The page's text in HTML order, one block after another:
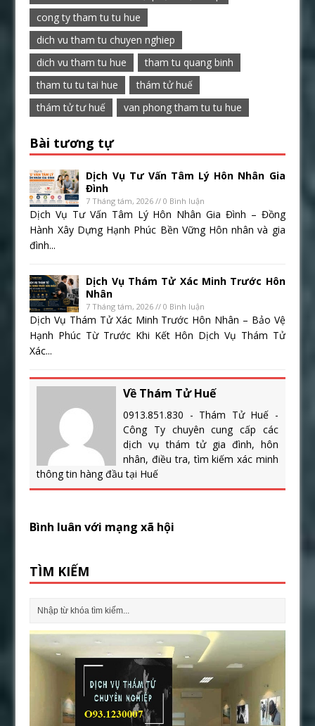
cong ty tham tu tu hue
dich vu tham tu chuyen nghiep
dich vu tham tu hue
tham tu quang binh
tham tu tu tai hue
thám tử huế
thám tử tư huế
van phong tham tu tu hue
Bài tương tự
Dịch Vụ Tư Vấn Tâm Lý Hôn Nhân Gia
Đình
7 Tháng tám, 2026 // 0 Bình luận
Dịch Vụ Tư Vấn Tâm Lý Hôn Nhân Gia Đình – Đồng
Hành Xây Dựng Hạnh Phúc Bền Vững Hôn nhân và gia
đình...
Dịch Vụ Thám Tử Xác Minh Trước Hôn
Nhân
7 Tháng tám, 2026 // 0 Bình luận
Dịch Vụ Thám Tử Xác Minh Trước Hôn Nhân – Bảo Vệ
Hạnh Phúc Từ Trước Khi Kết Hôn Dịch Vụ Thám Tử
Xác...
Về Thám Tử Huế
0913.851.830 - Thám Tử Huế -
Công Ty chuyên cung cấp các
dịch vụ thám tử gia đình, hôn
nhân, điều tra, tìm kiếm xác minh
thông tin hàng đầu tại Huế
Bình luân với mạng xã hội
TÌM KIẾM